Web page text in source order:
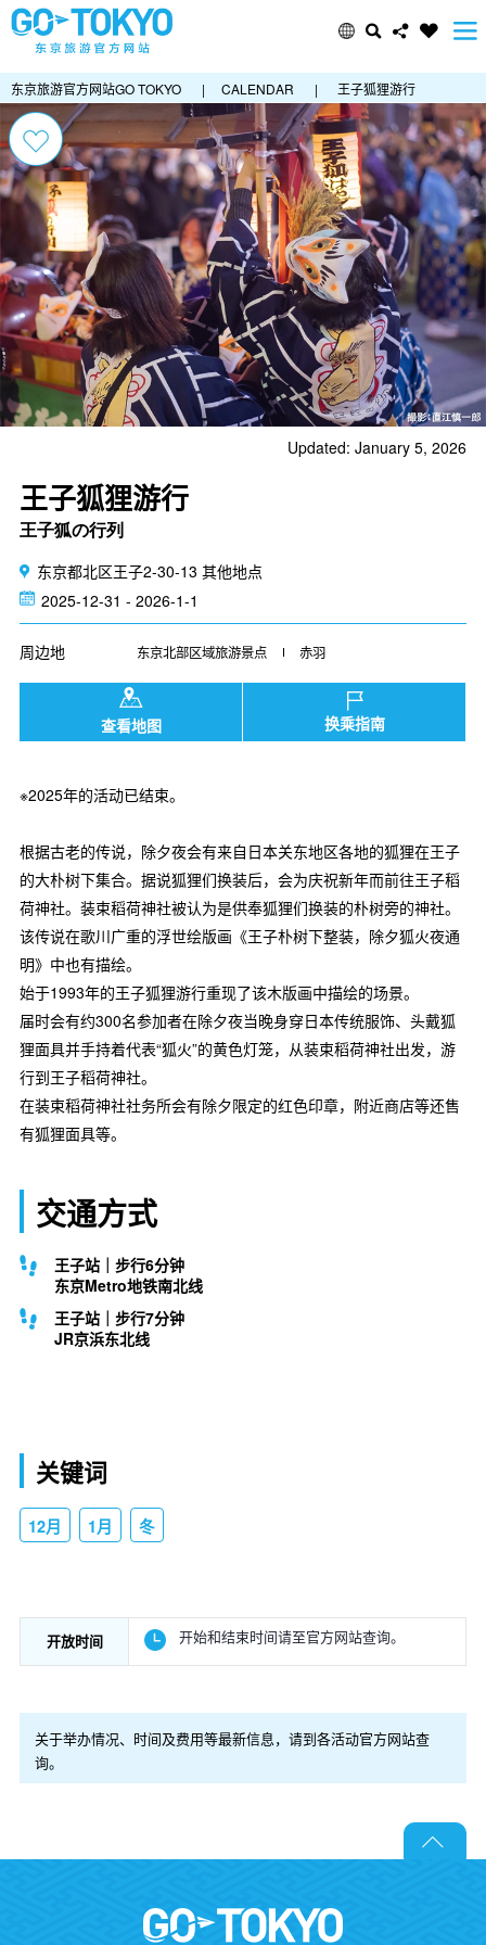
东京旅游官方网站GO TOKYO | CALENDAR | 王子狐狸游行
Updated: January 5, 2026
王子狐狸游行
王子狐の行列
东京都北区王子2-30-13 其他地点
2025-12-31 - 2026-1-1
周边地 东京北部区域旅游景点 赤羽
查看地图 换乘指南
※2025年的活动已结束。
根据古老的传说，除夕夜会有来自日本关东地区各地的狐狸在王子
的大朴树下集合。据说狐狸们换装后，会为庆祝新年而前往王子稻
荷神社。装束稻荷神社被认为是供奉狐狸们换装的朴树旁的神社。
该传说在歌川广重的浮世绘版画《王子朴树下整装，除夕狐火夜通
明》中也有描绘。
始于1993年的王子狐狸游行重现了该木版画中描绘的场景。
届时会有约300名参加者在除夕夜当晚身穿日本传统服饰、头戴狐
狸面具并手持着代表“狐火”的黄色灯笼，从装束稻荷神社出发，游
行到王子稻荷神社。
在装束稻荷神社社务所会有除夕限定的红色印章，附近商店等还售
有狐狸面具等。
交通方式
王子站｜步行6分钟
东京Metro地铁南北线
王子站｜步行7分钟
JR京浜东北线
关键词
12月 1月 冬
开放时间 开始和结束时间请至官方网站查询。
关于举办情况、时间及费用等最新信息，请到各活动官方网站查
询。